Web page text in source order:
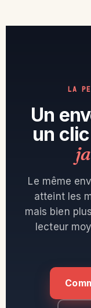
LA
Un
un
Le même
atteint les
mais bien
lecteur